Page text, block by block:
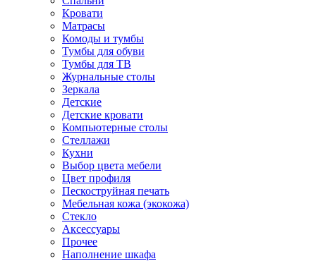
Кровати
Матрасы
Комоды и тумбы
Тумбы для обуви
Тумбы для ТВ
Журнальные столы
Зеркала
Детские
Детские кровати
Компьютерные столы
Стеллажи
Кухни
Выбор цвета мебели
Цвет профиля
Пескоструйная печать
Мебельная кожа (экокожа)
Стекло
Аксессуары
Прочее
Наполнение шкафа